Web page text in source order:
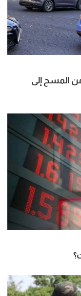
11 نقطة من المسح إلى